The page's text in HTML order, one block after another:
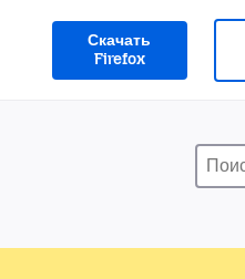
Скачать
Firefox